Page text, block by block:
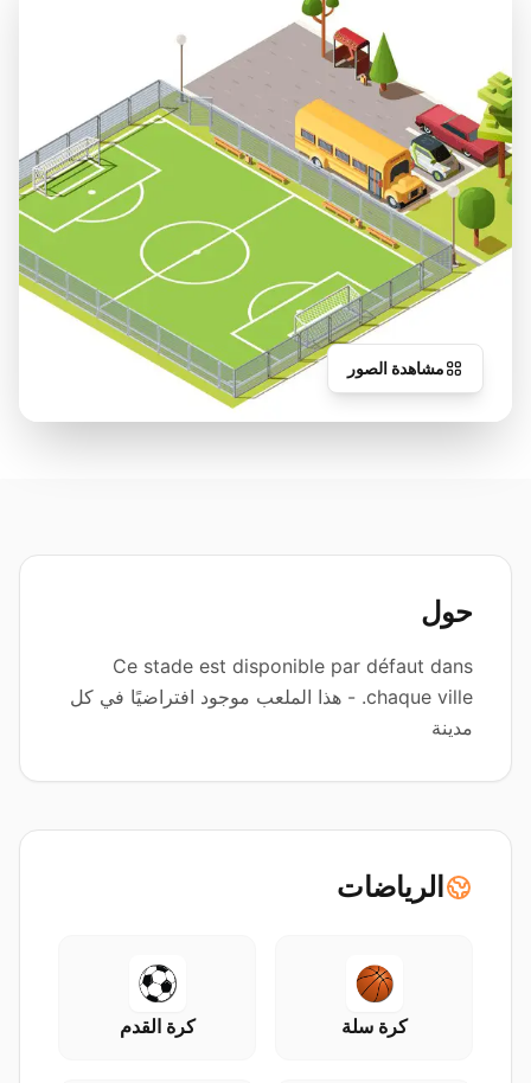
مشاهدة الصور
حول
Ce stade est disponible par défaut dans
chaque ville. - هذا الملعب موجود افتراضيًا في كل
مدينة
الرياضات
كرة سلة كرة القدم